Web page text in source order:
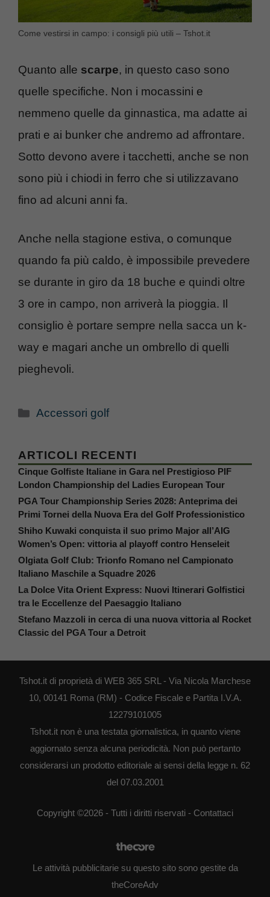
Come vestirsi in campo: i consigli più utili – Tshot.it
Quanto alle scarpe, in questo caso sono
quelle specifiche. Non i mocassini e
nemmeno quelle da ginnastica, ma adatte ai
prati e ai bunker che andremo ad affrontare.
Sotto devono avere i tacchetti, anche se non
sono più i chiodi in ferro che si utilizzavano
fino ad alcuni anni fa.
Anche nella stagione estiva, o comunque
quando fa più caldo, è impossibile prevedere
se durante in giro da 18 buche e quindi oltre
3 ore in campo, non arriverà la pioggia. Il
consiglio è portare sempre nella sacca un k-
way e magari anche un ombrello di quelli
pieghevoli.
Categorie
Accessori golf
ARTICOLI RECENTI
Cinque Golfiste Italiane in Gara nel Prestigioso PIF
London Championship del Ladies European Tour
PGA Tour Championship Series 2028: Anteprima dei
Primi Tornei della Nuova Era del Golf Professionistico
Shiho Kuwaki conquista il suo primo Major all’AIG
Women’s Open: vittoria al playoff contro Henseleit
Olgiata Golf Club: Trionfo Romano nel Campionato
Italiano Maschile a Squadre 2026
La Dolce Vita Orient Express: Nuovi Itinerari Golfistici
tra le Eccellenze del Paesaggio Italiano
Stefano Mazzoli in cerca di una nuova vittoria al Rocket
Classic del PGA Tour a Detroit
Tshot.it di proprietà di WEB 365 SRL - Via Nicola Marchese
10, 00141 Roma (RM) - Codice Fiscale e Partita I.V.A.
12279101005
Tshot.it non è una testata giornalistica, in quanto viene
aggiornato senza alcuna periodicità. Non può pertanto
considerarsi un prodotto editoriale ai sensi della legge n. 62
del 07.03.2001
Copyright ©2026 - Tutti i diritti riservati - Contattaci
Le attività pubblicitarie su questo sito sono gestite da
theCoreAdv